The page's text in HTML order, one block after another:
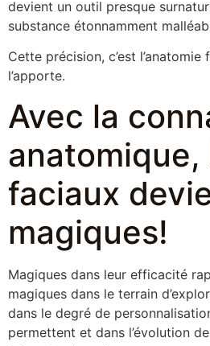
devient un outil presque
substance étonnamment
Cette précision, c’est l’anatomie
l’apporte.
Avec la
anatomique,
faciaux
magiques!
Magiques dans leur efficacité
magiques dans le terrain
dans le degré de
permettent et dans l’évolution